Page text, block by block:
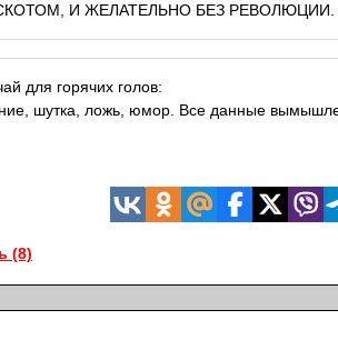
И ЖЕЛАТЕЛЬНО БЕЗ РЕВОЛЮЦИИ.
для горячих голов:
шутка, ложь, юмор. Все данные
(8)